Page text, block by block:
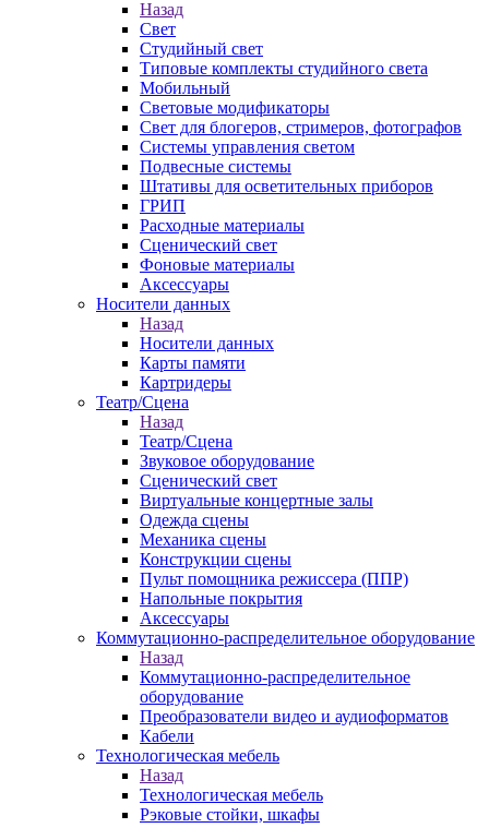
Назад
Свет
Студийный свет
Типовые комплекты студийного света
Мобильный
Световые модификаторы
Свет для блогеров, стримеров, фотографов
Системы управления светом
Подвесные системы
Штативы для осветительных приборов
ГРИП
Расходные материалы
Сценический свет
Фоновые материалы
Аксессуары
Носители данных
Назад
Носители данных
Карты памяти
Картридеры
Театр/Сцена
Назад
Театр/Сцена
Звуковое оборудование
Сценический свет
Виртуальные концертные залы
Одежда сцены
Механика сцены
Конструкции сцены
Пульт помощника режиссера (ППР)
Напольные покрытия
Аксессуары
Коммутационно-распределительное оборудование
Назад
Коммутационно-распределительное
оборудование
Преобразователи видео и аудиоформатов
Кабели
Технологическая мебель
Назад
Технологическая мебель
Рэковые стойки, шкафы